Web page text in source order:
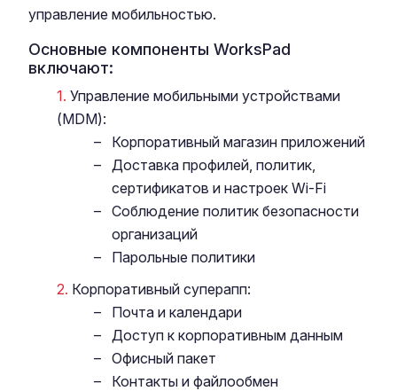
управление мобильностью.
Основные компоненты WorksPad
включают:
Управление мобильными устройствами
(MDM):
Корпоративный магазин приложений
Доставка профилей, политик,
сертификатов и настроек Wi-Fi
Соблюдение политик безопасности
организаций
Парольные политики
Корпоративный суперапп:
Почта и календари
Доступ к корпоративным данным
Офисный пакет
Контакты и файлообмен